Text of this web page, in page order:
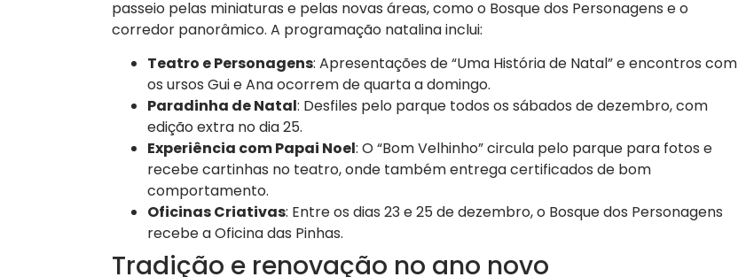
passeio pelas miniaturas e pelas novas áreas, como o Bosque dos Personagens e o
corredor panorâmico. A programação natalina inclui:
Teatro e Personagens: Apresentações de “Uma História de Natal” e encontros com
os ursos Gui e Ana ocorrem de quarta a domingo.
Paradinha de Natal: Desfiles pelo parque todos os sábados de dezembro, com
edição extra no dia 25.
Experiência com Papai Noel: O “Bom Velhinho” circula pelo parque para fotos e
recebe cartinhas no teatro, onde também entrega certificados de bom
comportamento.
Oficinas Criativas: Entre os dias 23 e 25 de dezembro, o Bosque dos Personagens
recebe a Oficina das Pinhas.
Tradição e renovação no ano novo